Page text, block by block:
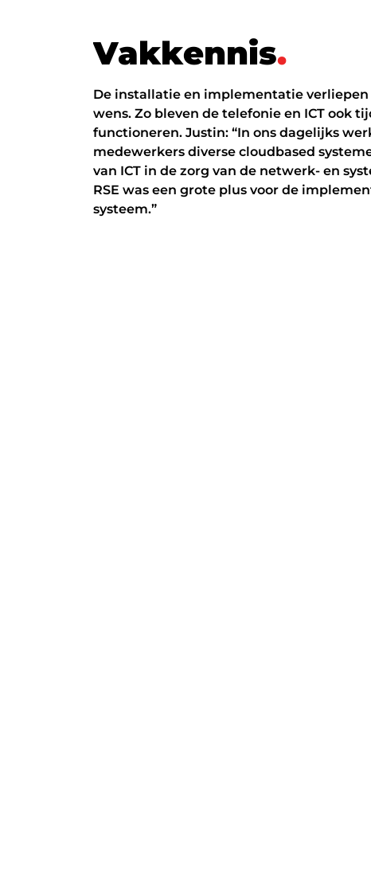
Vakkennis.
De installatie en implementatie
wens. Zo bleven de telefonie en ICT ook
functioneren. Justin: “In ons dagelijks
medewerkers diverse cloudbased
van ICT in de zorg van de netwerk- en
RSE was een grote plus voor de
systeem.”